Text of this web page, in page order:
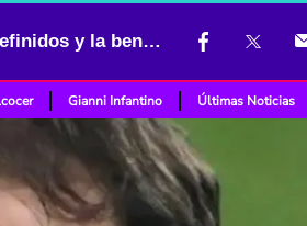
Selección Colombia afina detalles rumbo al Mundial 2026: rivales definidos y la bendición de Higuita
Gianni Infantino Últimas Noticias